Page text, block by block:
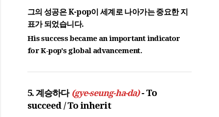
그의 성공은 K-pop이 세계로 나아가는 중요한지
표가 되었습니다.
His success became an important indicator
for K-pop's global advancement.
5. 계승하다 (gye-seung-ha-da)- To
succeed / To inherit